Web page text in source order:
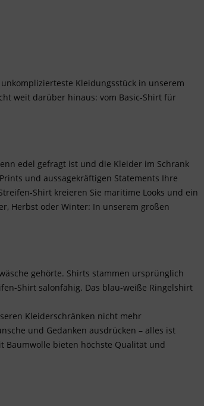
Kleidungsstück in unserem
weit darüber hinaus: vom Basic-Shirt für
edel gefragt ist und die Kleider im Schrank
und aussagekräftigen Statements Ihre
Shirt kreieren Sie maritime Looks und ein
Herbst oder Winter: In unserem großen
gehörte. Shirts stammen ursprünglich
Shirt salonfähig. Das blau-weiße Ringelshirt
Kleiderschränken nicht mehr
und Gedanken ausdrücken – alles ist
Baumwolle bieten höchste Qualität und